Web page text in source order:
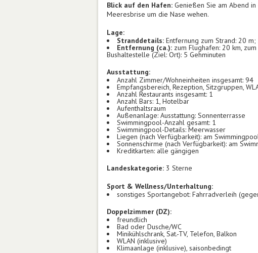
Blick auf den Hafen: Genießen Sie am Abend
Meeresbrise um die Nase wehen.
Lage:
Stranddetails: Entfernung zum Strand: 20
Entfernung (ca.): zum Flughafen: 20 km,
Bushaltestelle (Ziel: Ort): 5 Gehminuten
Ausstattung:
Anzahl Zimmer/Wohneinheiten insgesamt: 94
Empfangsbereich, Rezeption, Sitzgruppen,
Anzahl Restaurants insgesamt: 1
Anzahl Bars: 1, Hotelbar
Aufenthaltsraum
Außenanlage: Ausstattung: Sonnenterrasse
Swimmingpool-Anzahl gesamt: 1
Swimmingpool-Details: Meerwasser
Liegen (nach Verfügbarkeit): am
Sonnenschirme (nach Verfügbarkeit): am
Kreditkarten: alle gängigen
Landeskategorie: 3 Sterne
Sport & Wellness/Unterhaltung:
sonstiges Sportangebot: Fahrradverleih
Doppelzimmer (DZ):
freundlich
Bad oder Dusche/WC
Minikühlschrank, Sat.-TV, Telefon, Balkon
WLAN (inklusive)
Klimaanlage (inklusive), saisonbedingt